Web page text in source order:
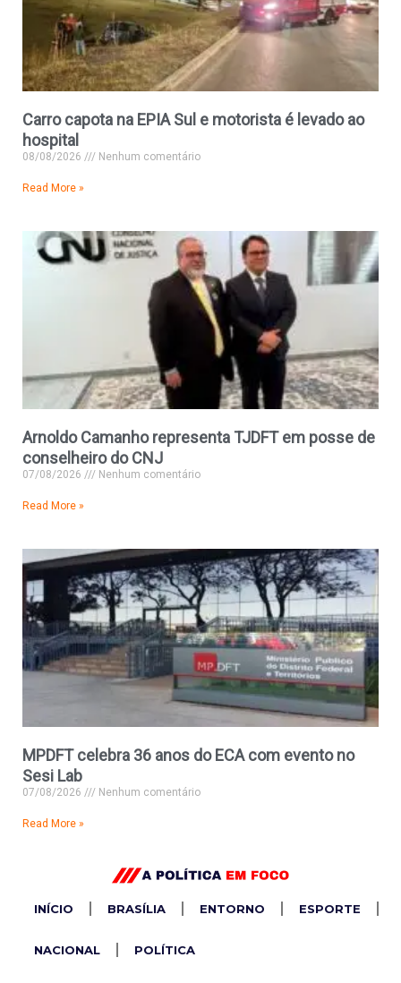
Carro capota na EPIA Sul e motorista é levado ao
hospital
08/08/2026 Nenhum comentário
Read More »
Arnoldo Camanho representa TJDFT em posse de
conselheiro do CNJ
07/08/2026 Nenhum comentário
Read More »
MPDFT celebra 36 anos do ECA com evento no
Sesi Lab
07/08/2026 Nenhum comentário
Read More »
INÍCIO BRASÍLIA ENTORNO ESPORTE
NACIONAL POLÍTICA